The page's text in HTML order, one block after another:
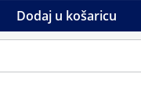
Dodaj u košaricu